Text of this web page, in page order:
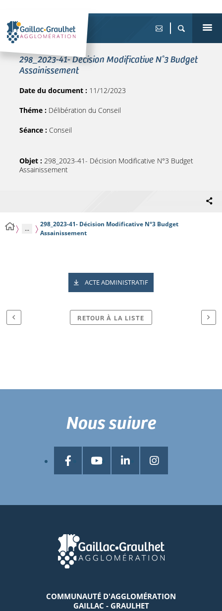
298_2023-41- Décision Modificative N°3 Budget
Assainissement
Date du document : 11/12/2023
Théme : Délibération du Conseil
Séance : Conseil
Objet : 298_2023-41- Décision Modificative N°3 Budget
Assainissement
...
298_2023-41- Décision Modificative N°3 Budget
Assainissement
ACTE ADMINISTRATIF
RETOUR À LA LISTE
COMMUNAUTÉ D'AGGLOMÉRATION
GAILLAC - GRAULHET
Nous suivre